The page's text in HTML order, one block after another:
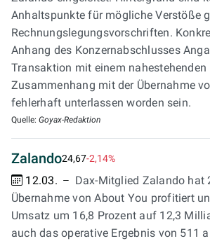
Anhaltspunkte für mögliche Verstöße
Rechnungslegungsvorschriften.
Anhang des Konzernabschlusses
Transaktion mit einem nahestehenden
Zusammenhang mit der Übernahme
fehlerhaft unterlassen worden sein.
Quelle: Goyax-Redaktion
Zalando24,67-2,14%
12.03.
Dax-Mitglied Zalando hat
Übernahme von About You profitiert
Umsatz um 16,8 Prozent auf 12,3
auch das operative Ergebnis von 511